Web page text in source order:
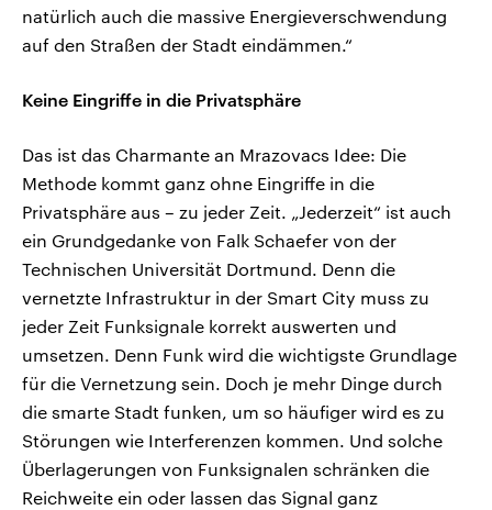
natürlich auch die massive Energieverschwendung
auf den Straßen der Stadt eindämmen.“
Keine Eingriffe in die Privatsphäre
Das ist das Charmante an Mrazovacs Idee: Die
Methode kommt ganz ohne Eingriffe in die
Privatsphäre aus – zu jeder Zeit. „Jederzeit“ ist auch
ein Grundgedanke von Falk Schaefer von der
Technischen Universität Dortmund. Denn die
vernetzte Infrastruktur in der Smart City muss zu
jeder Zeit Funksignale korrekt auswerten und
umsetzen. Denn Funk wird die wichtigste Grundlage
für die Vernetzung sein. Doch je mehr Dinge durch
die smarte Stadt funken, um so häufiger wird es zu
Störungen wie Interferenzen kommen. Und solche
Überlagerungen von Funksignalen schränken die
Reichweite ein oder lassen das Signal ganz